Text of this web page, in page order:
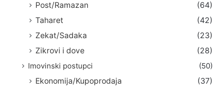
Post/Ramazan
(64)
Taharet
(42)
Zekat/Sadaka
(23)
Zikrovi i dove
(28)
Imovinski postupci
(50)
Ekonomija/Kupoprodaja
(37)